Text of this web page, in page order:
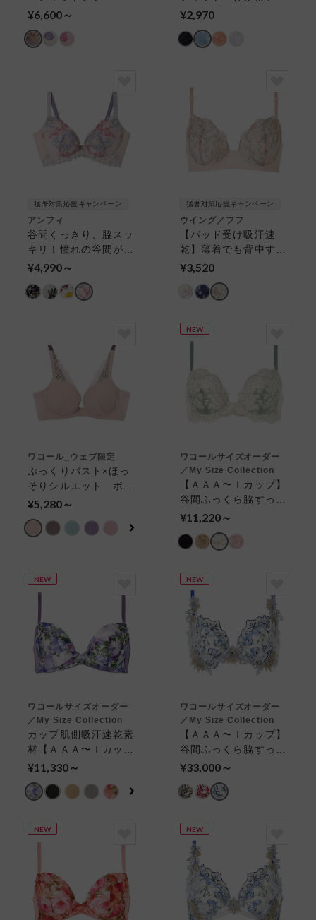
４カップブラ
¥6,600～
材＆カップ肌側綿混で
かフィットブラ ３／
¥2,970
猛暑対策応援キャンペーン
アンフィ
谷間くっきり、脇スッ
キリ！憧れの谷間がつ
くれる【グラマリッチ
ｈ）ダブル盛タイプ】
¥4,990～
猛暑対策応援キャンペーン
ウイング／フフ
【パッド受け吸汗速
乾】薄着でも背中すっ
きり・バストふっくら
／４カップブラ
¥3,520
ワコール_ウェブ限定
ぷっくりバスト×ほっ
そりシルエット ボリ
ューマライズブラ ３
¥5,280～
NEW
ワコールサイズオーダー
／My Size Collection
【ＡＡＡ〜Ｉカップ】
谷間ふっくら脇すっき
り ３／４カップブラ
¥11,220～
NEW
ワコールサイズオーダー
／My Size Collection
カップ肌側吸汗速乾素
材【ＡＡＡ〜Ｉカッ
プ】谷間ふっくら脇す
ブラ
¥11,330～
NEW
ワコールサイズオーダー
／My Size Collection
【ＡＡＡ〜Ｉカップ】
谷間ふっくら脇すっき
り ３／４カップブラ
¥33,000～
NEW NEW